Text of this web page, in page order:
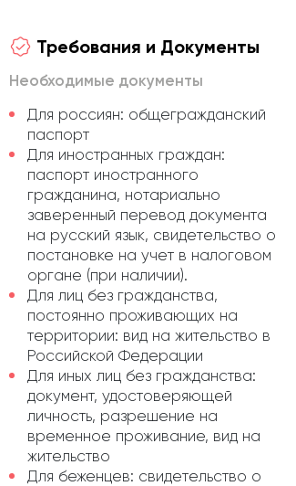
Требования и Документы
Необходимые документы
Для россиян: общегражданский
паспорт
Для иностранных граждан:
паспорт иностранного
гражданина, нотариально
заверенный перевод документа
на русский язык, свидетельство о
постановке на учет в налоговом
органе (при наличии).
Для лиц без гражданства,
постоянно проживающих на
территории: вид на жительство в
Российской Федерации
Для иных лиц без гражданства:
документ, удостоверяющей
личность, разрешение на
временное проживание, вид на
жительство
Для беженцев: свидетельство о